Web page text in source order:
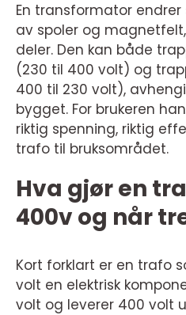
En transformator
av spoler og
deler. Den kan både
(230 til 400 volt) og
400 til 230 volt),
bygget. For brukeren
riktig spenning, riktig
trafo til bruksområdet.
Hva gjør en
400v og når
Kort forklart er en trafo
volt en elektrisk
volt og leverer 400 volt